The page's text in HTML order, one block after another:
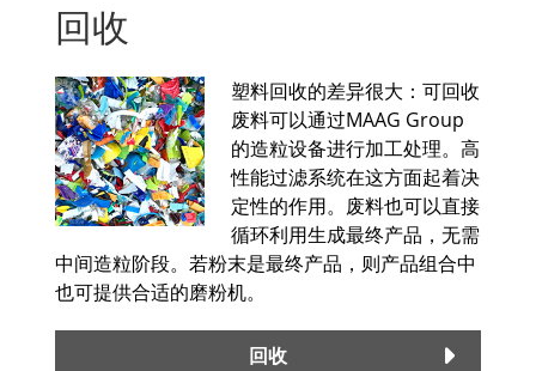
回收
塑料回收的差异很大：可回收
废料可以通过MAAG Group
的造粒设备进行加工处理。高
性能过滤系统在这方面起着决
定性的作用。废料也可以直接
循环利用生成最终产品，无需
中间造粒阶段。若粉末是最终产品，则产品组合中
也可提供合适的磨粉机。
回收